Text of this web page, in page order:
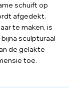
schuift op
afgedekt.
te maken, is
sculpturaal
de gelakte
toe.